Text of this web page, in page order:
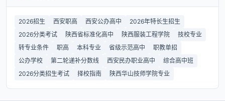
2026招生 西安职高 西安公办高中
2026年特长生招生
2026分类考试
陕西省标准化高中 陕西服装工程学院
技校专业
转专业条件
职高 本科专业 省级示范高中
职教单招
公办学校
第二轮递补分数线 西安民办职业高中
综合高中班
2026分类招生考试
择校指南 陕西华山技师学院专业